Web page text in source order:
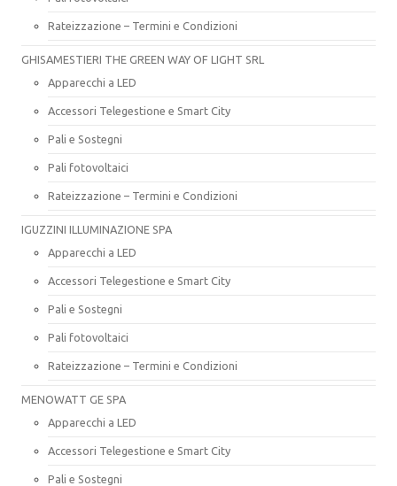
Rateizzazione – Termini e Condizioni
GHISAMESTIERI THE GREEN WAY OF LIGHT SRL
Apparecchi a LED
Accessori Telegestione e Smart City
Pali e Sostegni
Pali fotovoltaici
Rateizzazione – Termini e Condizioni
IGUZZINI ILLUMINAZIONE SPA
Apparecchi a LED
Accessori Telegestione e Smart City
Pali e Sostegni
Pali fotovoltaici
Rateizzazione – Termini e Condizioni
MENOWATT GE SPA
Apparecchi a LED
Accessori Telegestione e Smart City
Pali e Sostegni